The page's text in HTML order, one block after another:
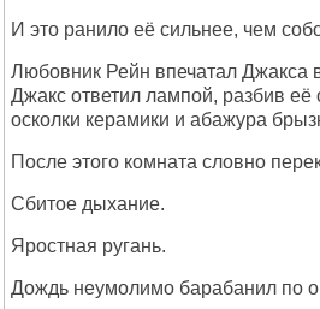
И это ранило её сильнее, чем
Любовник Рейн впечатал Джакса
Джакс ответил лампой, разбив
осколки керамики и абажура
После этого комната словно
Сбитое дыхание.
Яростная ругань.
Дождь неумолимо барабанил по